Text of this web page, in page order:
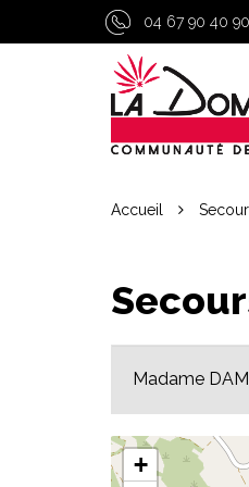
Gestion des traceurs
04 67 90 40 90
Accueil
Madame
+